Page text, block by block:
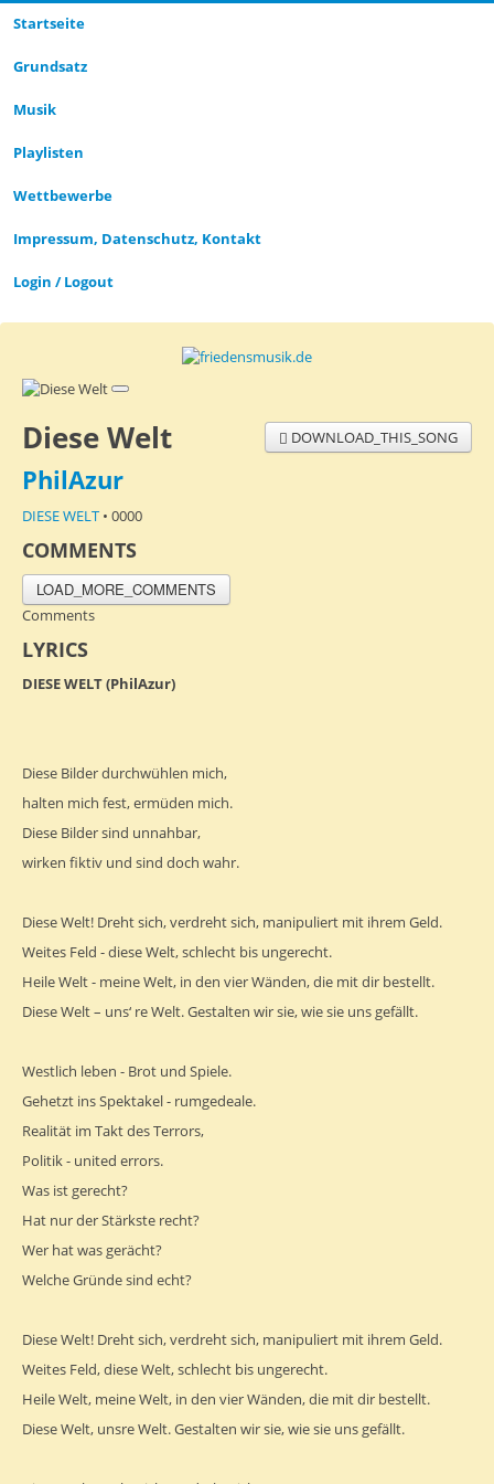
Startseite
Grund­satz­
Musik
Playlisten
Wettbewerbe
Impressum, Datenschutz, Kontakt
Login / Logout
DOWNLOAD_THIS_SONG
Diese Welt
PhilAzur
DIESE WELT • 0000
COMMENTS
LOAD_MORE_COMMENTS
Comments
LYRICS
DIESE WELT (PhilAzur)
Diese Bilder durchwühlen mich,
halten mich fest, ermüden mich.
Diese Bilder sind unnahbar,
wirken fiktiv und sind doch wahr.
Diese Welt! Dreht sich, verdreht sich, manipuliert mit ihrem Geld.
Weites Feld - diese Welt, schlecht bis ungerecht.
Heile Welt - meine Welt, in den vier Wänden, die mit dir bestellt.
Diese Welt – uns‘ re Welt. Gestalten wir sie, wie sie uns gefällt.
Westlich leben - Brot und Spiele.
Gehetzt ins Spektakel - rumgedeale.
Realität im Takt des Terrors,
Politik - united errors.
Was ist gerecht?
Hat nur der Stärkste recht?
Wer hat was gerächt?
Welche Gründe sind echt?
Diese Welt! Dreht sich, verdreht sich, manipuliert mit ihrem Geld.
Weites Feld, diese Welt, schlecht bis ungerecht.
Heile Welt, meine Welt, in den vier Wänden, die mit dir bestellt.
Diese Welt, unsre Welt. Gestalten wir sie, wie sie uns gefällt.